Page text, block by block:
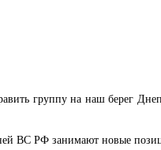
группу на наш берег
ВС РФ занимают новые